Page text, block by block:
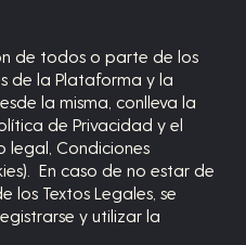
de todos o parte de los
de la Plataforma y la
la misma, conlleva la
de Privacidad y el
legal, Condiciones
En caso de no estar de
Textos Legales, se
y utilizar la